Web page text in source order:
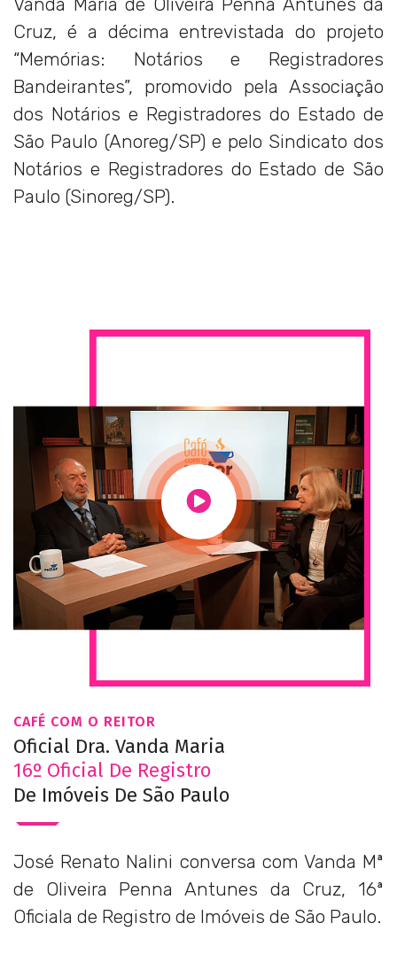
Cruz, é a décima entrevistada do projeto
“Memórias: Notários e Registradores
Bandeirantes”, promovido pela Associação
dos Notários e Registradores do Estado de
São Paulo (Anoreg/SP) e pelo Sindicato dos
Notários e Registradores do Estado de São
Paulo (Sinoreg/SP).
CAFÉ COM O REITOR
Oficial Dra. Vanda Maria
16º Oficial De Registro
De Imóveis De São Paulo
José Renato Nalini conversa com Vanda Mª
de Oliveira Penna Antunes da Cruz, 16ª
Oficiala de Registro de Imóveis de São Paulo.